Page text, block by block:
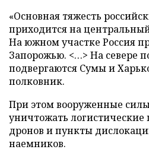
«Основная тяжесть
приходится на
На южном участке Россия
Запорожью. <…> На севере
подвергаются Сумы и
полковник.
При этом вооруженные
уничтожать логистические
дронов и пункты
наемников.